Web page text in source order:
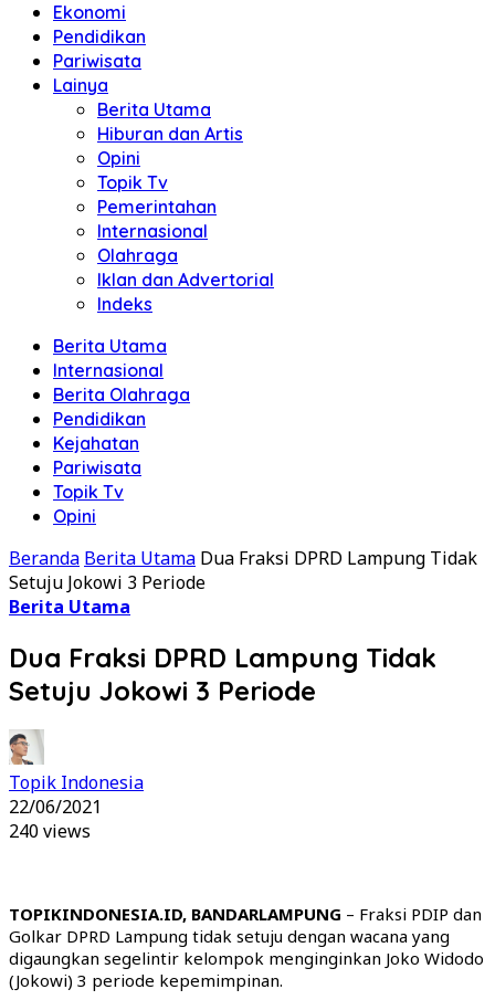
Ekonomi
Pendidikan
Pariwisata
Lainya
Berita Utama
Hiburan dan Artis
Opini
Topik Tv
Pemerintahan
Internasional
Olahraga
Iklan dan Advertorial
Indeks
Berita Utama
Internasional
Berita Olahraga
Pendidikan
Kejahatan
Pariwisata
Topik Tv
Opini
Beranda Berita Utama Dua Fraksi DPRD Lampung Tidak
Setuju Jokowi 3 Periode
Berita Utama
Dua Fraksi DPRD Lampung Tidak
Setuju Jokowi 3 Periode
Topik Indonesia
22/06/2021
240 views
TOPIKINDONESIA.ID, BANDARLAMPUNG – Fraksi PDIP dan
Golkar DPRD Lampung tidak setuju dengan wacana yang
digaungkan segelintir kelompok menginginkan Joko Widodo
(Jokowi) 3 periode kepemimpinan.